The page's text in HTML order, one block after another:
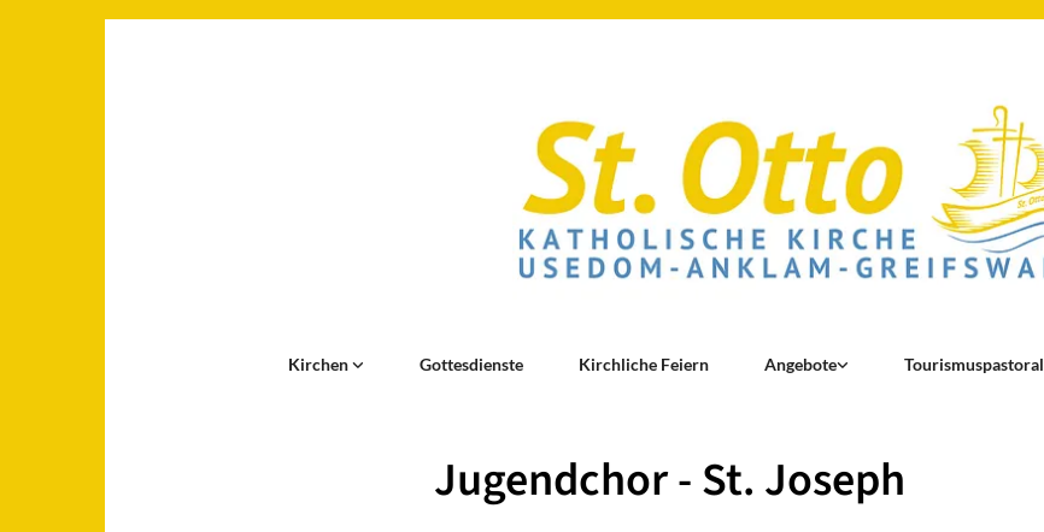
Kirchen Gottesdienste Kirchliche Feiern Angebote Tourismuspastoral
Jugendchor - St. Joseph